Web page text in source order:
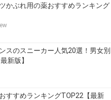
かぶれ用の薬おすすめランキング
スのスニーカー人気20選！男女別
新版】
すすめランキングTOP22【最新